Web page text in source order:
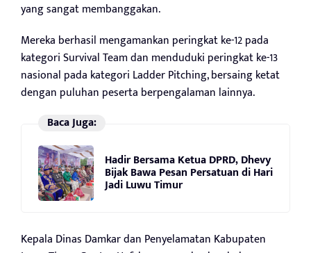
yang sangat membanggakan.
Mereka berhasil mengamankan peringkat ke-12 pada
kategori Survival Team dan menduduki peringkat ke-13
nasional pada kategori Ladder Pitching, bersaing ketat
dengan puluhan peserta berpengalaman lainnya.
Baca Juga:
Hadir Bersama Ketua DPRD, Dhevy
Bijak Bawa Pesan Persatuan di Hari
Jadi Luwu Timur
Kepala Dinas Damkar dan Penyelamatan Kabupaten